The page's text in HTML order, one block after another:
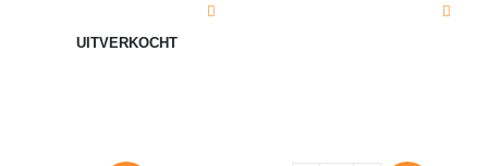
UITVERKOCHT